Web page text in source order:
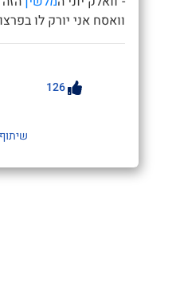
וואסח אני יורק לו
126
שיתוף